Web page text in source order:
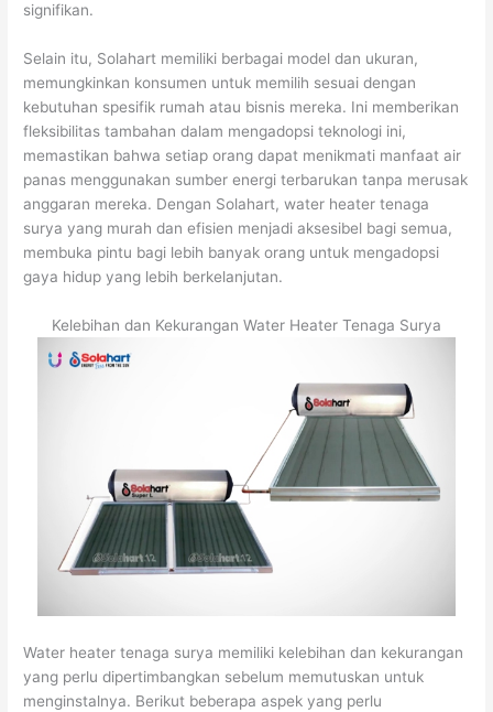
signifikan.
Selain itu, Solahart memiliki berbagai model dan ukuran,
memungkinkan konsumen untuk memilih sesuai dengan
kebutuhan spesifik rumah atau bisnis mereka. Ini memberikan
fleksibilitas tambahan dalam mengadopsi teknologi ini,
memastikan bahwa setiap orang dapat menikmati manfaat air
panas menggunakan sumber energi terbarukan tanpa merusak
anggaran mereka. Dengan Solahart, water heater tenaga
surya yang murah dan efisien menjadi aksesibel bagi semua,
membuka pintu bagi lebih banyak orang untuk mengadopsi
gaya hidup yang lebih berkelanjutan.
Kelebihan dan Kekurangan Water Heater Tenaga Surya
Water heater tenaga surya memiliki kelebihan dan kekurangan
yang perlu dipertimbangkan sebelum memutuskan untuk
menginstalnya. Berikut beberapa aspek yang perlu